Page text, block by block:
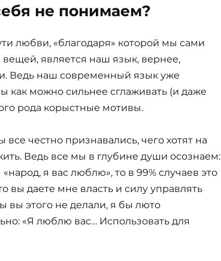
не понимаем?
любви, «благодаря» которой мы сами
является наш язык, вернее,
Ведь наш современный язык уже
как можно сильнее сглаживать (и даже
рода корыстные мотивы.
честно признавались, чего хотят на
Ведь все мы в глубине души осознаем:
я вас люблю», то в 99% случаев это
вы даете мне власть и силу управлять
вы этого не делали, я бы люто
«Я люблю вас… Использовать для